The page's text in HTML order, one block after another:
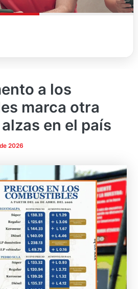
a los
marca otra
en el país
2026